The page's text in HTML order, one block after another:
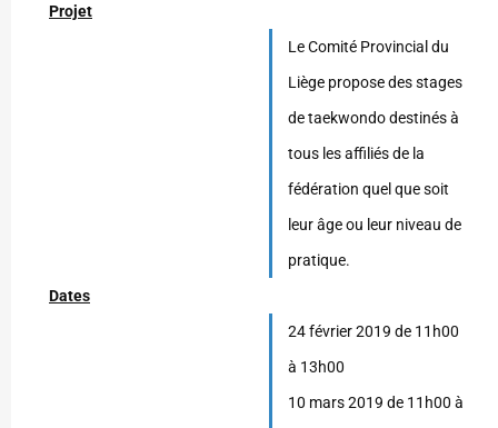
Projet
Le Comité Provincial du
Liège propose des stages
de taekwondo destinés à
tous les affiliés de la
fédération quel que soit
leur âge ou leur niveau de
pratique.
Dates
24 février 2019 de 11h00
à 13h00
10 mars 2019 de 11h00 à